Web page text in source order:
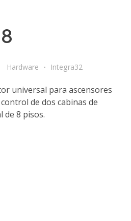
Hardware Integra32
universal para ascensores
de dos cabinas de
de 8 pisos.